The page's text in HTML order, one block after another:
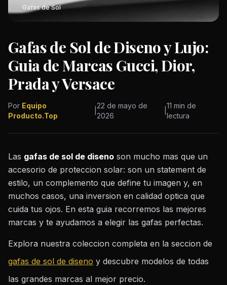
Gafas de Sol
Gafas de Sol de Diseno y Lujo:
Guia de Marcas Gucci, Dior,
Prada y Versace
Por Equipo
Producto.Top
|
22 de mayo de
2026
11 min de
lectura
Las gafas de sol de diseno son mucho mas que un
accesorio de proteccion solar: son un statement de
estilo, un complemento que define tu imagen y, en
muchos casos, una inversion en calidad optica que
cuida tus ojos. En esta guia recorremos las mejores
marcas y te ayudamos a elegir las gafas perfectas.
Explora nuestra coleccion completa en la seccion de
gafas de sol de diseno y descubre modelos de todas
las grandes marcas al mejor precio.